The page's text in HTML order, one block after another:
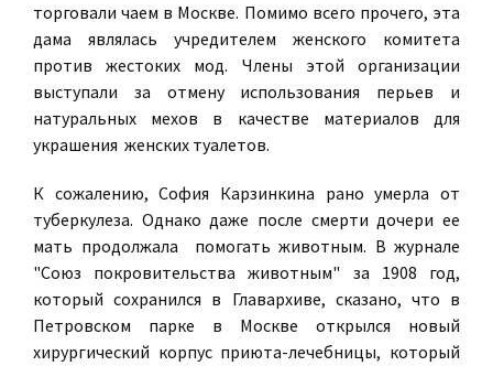
торговали чаем в Москве. Помимо всего прочего, эта
дама являлась учредителем женского комитета
против жестоких мод. Члены этой организации
выступали за отмену использования перьев и
натуральных мехов в качестве материалов для
украшения женских туалетов.
К сожалению, София Карзинкина рано умерла от
туберкулеза. Однако даже после смерти дочери ее
мать продолжала помогать животным. В журнале
"Союз покровительства животным" за 1908 год,
который сохранился в Главархиве, сказано, что в
Петровском парке в Москве открылся новый
хирургический корпус приюта-лечебницы, который